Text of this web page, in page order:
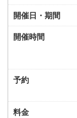
開催日・期間
開催時間
予約
料金